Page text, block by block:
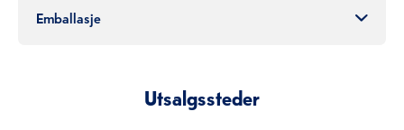
Emballasje
Utsalgssteder